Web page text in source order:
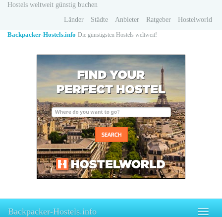
Skip
content
Hostels weltweit günstig buchen
Länder
Städte Anbieter Ratgeber
Hostelworld
Backpacker-Hostels.info Die günstigsten Hostels weltweit!
Toggle
Backpacker-Hostels.info